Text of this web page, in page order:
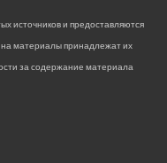
источников и предоставляются
материалы принадлежат их
за содержание материала